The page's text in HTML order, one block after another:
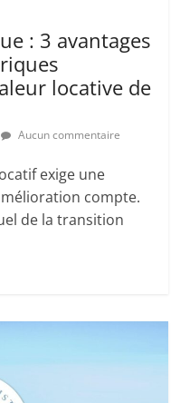
: 3 avantages
locative de
Aucun commentaire
exige une
compte.
de la transition